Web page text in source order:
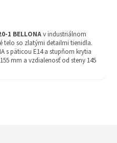
1 BELLONAv industriálnom
telo so zlatými detailmi tienidla.
s päticou E14 a stupňom krytia
mm a vzdialenosť od steny 145